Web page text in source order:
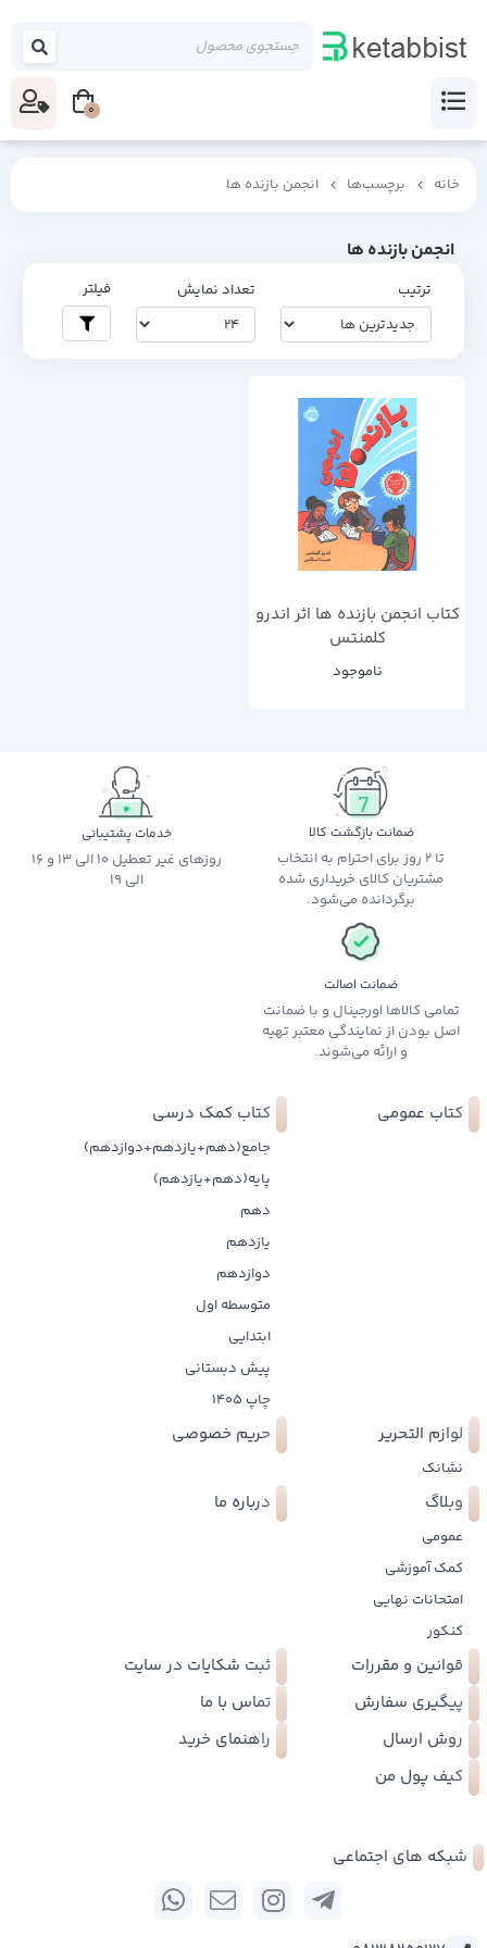
خانه برچسب‌ها انجمن بازنده ها
انجمن بازنده ها
ترتیب تعداد نمایش فیلتر
کتاب انجمن بازنده ها اثر اندرو
کلمنتس
ناموجود
ضمانت بازگشت کالا
تا 2 روز برای احترام به انتخاب
مشتریان کالای خریداری شده
برگردانده می‌شود.
خدمات پشتیبانی
روزهای غیر تعطیل 10 الی 13 و 16
الی 19
ضمانت اصالت
تمامی کالاها اورجینال و با ضمانت
اصل بودن از نمایندگی معتبر تهیه
و ارائه می‌شوند.
کتاب عمومی کتاب کمک درسی
جامع(دهم+یازدهم+دوازدهم)
پایه(دهم+یازدهم)
دهم
یازدهم
دوازدهم
متوسطه اول
ابتدایی
پیش دبستانی
چاپ 1405
لوازم التحریر
نشانک
حریم خصوصی
وبلاگ
عمومی
کمک آموزشی
امتحانات نهایی
کنکور
درباره ما
قوانین و مقررات
ثبت شکایات در سایت
پیگیری سفارش
تماس با ما
روش ارسال
راهنمای خرید
کیف پول من
شبکه های اجتماعی
0